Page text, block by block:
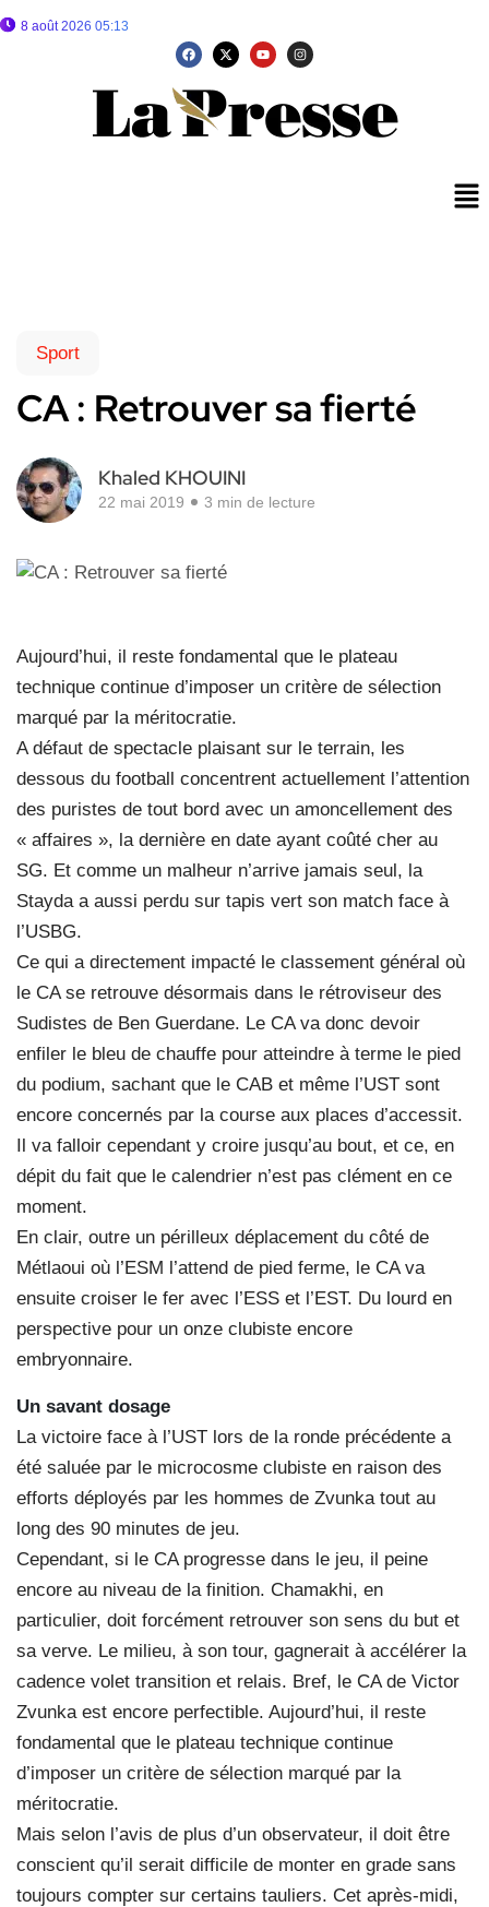
8 août 2026 05:13
Sport
CA : Retrouver sa fierté
Khaled KHOUINI
22 mai 2019 3 min de lecture
Aujourd’hui, il reste fondamental que le plateau
technique continue d’imposer un critère de sélection
marqué par la méritocratie.
A défaut de spectacle plaisant sur le terrain, les
dessous du football concentrent actuellement l’attention
des puristes de tout bord avec un amoncellement des
« affaires », la dernière en date ayant coûté cher au
SG. Et comme un malheur n’arrive jamais seul, la
Stayda a aussi perdu sur tapis vert son match face à
l’USBG.
Ce qui a directement impacté le classement général où
le CA se retrouve désormais dans le rétroviseur des
Sudistes de Ben Guerdane. Le CA va donc devoir
enfiler le bleu de chauffe pour atteindre à terme le pied
du podium, sachant que le CAB et même l’UST sont
encore concernés par la course aux places d’accessit.
Il va falloir cependant y croire jusqu’au bout, et ce, en
dépit du fait que le calendrier n’est pas clément en ce
moment.
En clair, outre un périlleux déplacement du côté de
Métlaoui où l’ESM l’attend de pied ferme, le CA va
ensuite croiser le fer avec l’ESS et l’EST. Du lourd en
perspective pour un onze clubiste encore
embryonnaire.
Un savant dosage
La victoire face à l’UST lors de la ronde précédente a
été saluée par le microcosme clubiste en raison des
efforts déployés par les hommes de Zvunka tout au
long des 90 minutes de jeu.
Cependant, si le CA progresse dans le jeu, il peine
encore au niveau de la finition. Chamakhi, en
particulier, doit forcément retrouver son sens du but et
sa verve. Le milieu, à son tour, gagnerait à accélérer la
cadence volet transition et relais. Bref, le CA de Victor
Zvunka est encore perfectible. Aujourd’hui, il reste
fondamental que le plateau technique continue
d’imposer un critère de sélection marqué par la
méritocratie.
Mais selon l’avis de plus d’un observateur, il doit être
conscient qu’il serait difficile de monter en grade sans
toujours compter sur certains tauliers. Cet après-midi,